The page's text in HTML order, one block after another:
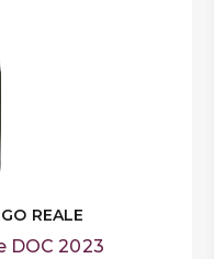
REALE
DOC 2023